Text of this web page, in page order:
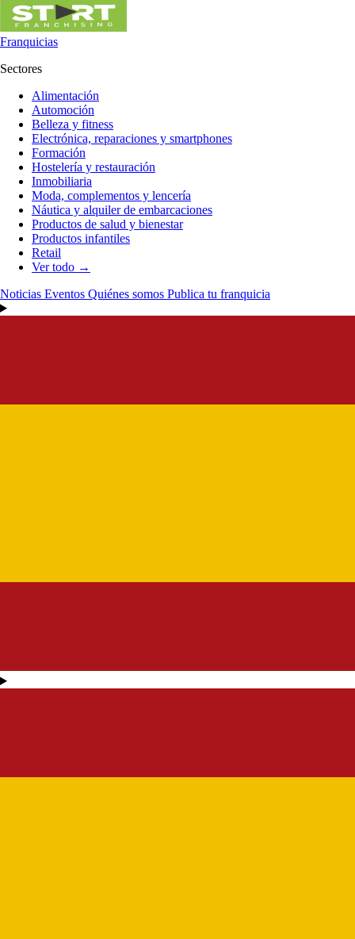
Franquicias
Sectores
Alimentación
Automoción
Belleza y fitness
Electrónica, reparaciones y smartphones
Formación
Hostelería y restauración
Inmobiliaria
Moda, complementos y lencería
Náutica y alquiler de embarcaciones
Productos de salud y bienestar
Productos infantiles
Retail
Ver todo →
Noticias Eventos Quiénes somos Publica tu franquicia